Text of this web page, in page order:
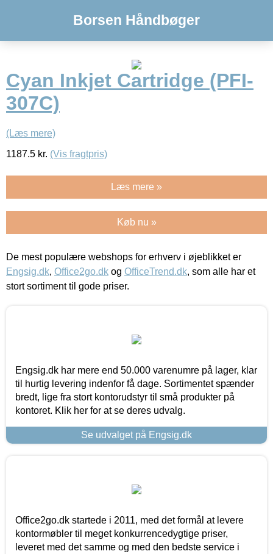
Borsen Håndbøger
Cyan Inkjet Cartridge (PFI-
307C)
(Læs mere)
1187.5 kr. (Vis fragtpris)
Læs mere »
Køb nu »
De mest populære webshops for erhverv i øjeblikket er
Engsig.dk, Office2go.dk og OfficeTrend.dk, som alle har et
stort sortiment til gode priser.
Engsig.dk har mere end 50.000 varenumre på lager, klar
til hurtig levering indenfor få dage. Sortimentet spænder
bredt, lige fra stort kontorudstyr til små produkter på
kontoret. Klik her for at se deres udvalg.
Se udvalget på Engsig.dk
Office2go.dk startede i 2011, med det formål at levere
kontormøbler til meget konkurrencedygtige priser,
leveret med det samme og med den bedste service i